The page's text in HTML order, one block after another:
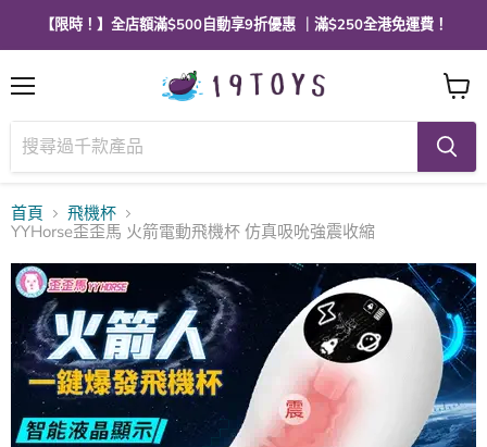
【限時！】全店額滿$500自動享9折優惠 ｜滿$250全港免運費！
單
查
看
購
物
車
首頁
飛機杯
YYHorse歪歪馬 火箭電動飛機杯 仿真吸吮強震收縮